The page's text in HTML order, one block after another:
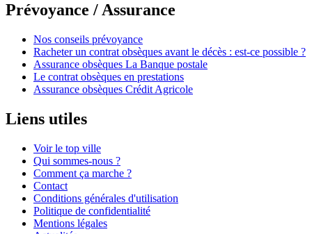
Prévoyance / Assurance
Nos conseils prévoyance
Racheter un contrat obsèques avant le décès : est-ce possible ?
Assurance obsèques La Banque postale
Le contrat obsèques en prestations
Assurance obsèques Crédit Agricole
Liens utiles
Voir le top ville
Qui sommes-nous ?
Comment ça marche ?
Contact
Conditions générales d'utilisation
Politique de confidentialité
Mentions légales